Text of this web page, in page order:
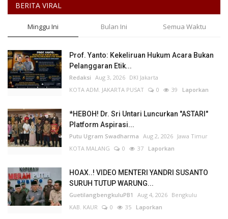
BERITA VIRAL
Minggu Ini Bulan Ini Semua Waktu
Prof. Yanto: Kekeliruan Hukum Acara Bukan
Pelanggaran Etik...
Redaksi Aug 3, 2026 DKI Jakarta
KOTA ADM. JAKARTA PUSAT
0 39 Laporkan
*HEBOH! Dr. Sri Untari Luncurkan "ASTARI"
Platform Aspirasi...
Putu Ugram Swadharma Aug 2, 2026 Jawa Timur
KOTA MALANG
0 37 Laporkan
HOAX..! VIDEO MENTERI YANDRI SUSANTO
SURUH TUTUP WARUNG...
GuetilangbengkuluPB1 Aug 4, 2026 Bengkulu
KAB. KAUR
0 35 Laporkan